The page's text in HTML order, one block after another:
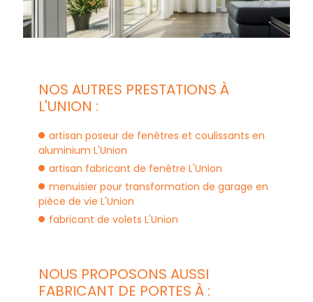
NOS AUTRES PRESTATIONS À
L'UNION :
artisan poseur de fenêtres et coulissants en
aluminium L'Union
artisan fabricant de fenêtre L'Union
menuisier pour transformation de garage en
pièce de vie L'Union
fabricant de volets L'Union
NOUS PROPOSONS AUSSI
FABRICANT DE PORTES À :